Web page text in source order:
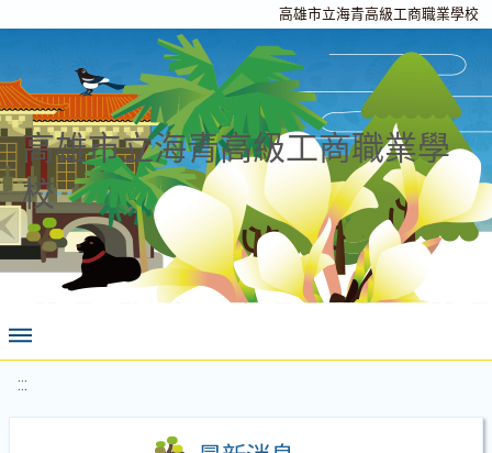
高雄市立海青高級工商職業學校
高雄市立海青高級工商職業學
校
:::